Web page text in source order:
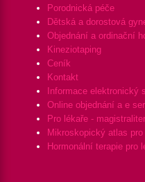
Porodnická péče
Dětská a dorostová
Objednání a ordinační
Kineziotaping
Ceník
Kontakt
Informace elektronický
Online objednání a e
Pro lékaře -
Mikroskopický atlas pro
Hormonální terapie pro